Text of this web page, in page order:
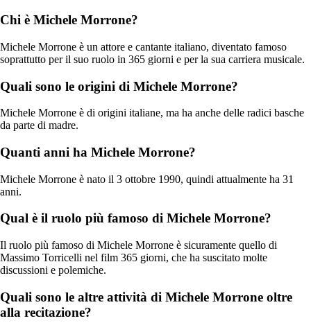
Chi è Michele Morrone?
Michele Morrone è un attore e cantante italiano, diventato famoso
soprattutto per il suo ruolo in 365 giorni e per la sua carriera musicale.
Quali sono le origini di Michele Morrone?
Michele Morrone è di origini italiane, ma ha anche delle radici basche
da parte di madre.
Quanti anni ha Michele Morrone?
Michele Morrone è nato il 3 ottobre 1990, quindi attualmente ha 31
anni.
Qual è il ruolo più famoso di Michele Morrone?
Il ruolo più famoso di Michele Morrone è sicuramente quello di
Massimo Torricelli nel film 365 giorni, che ha suscitato molte
discussioni e polemiche.
Quali sono le altre attività di Michele Morrone oltre
alla recitazione?